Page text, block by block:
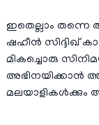
ഇതെല്ലാം തന്നെ
ഷഹീൻ സിദ്ദിഖ്
മികച്ചൊരു
അഭിനയിക്കാൻ
മലയാളികൾക്കും